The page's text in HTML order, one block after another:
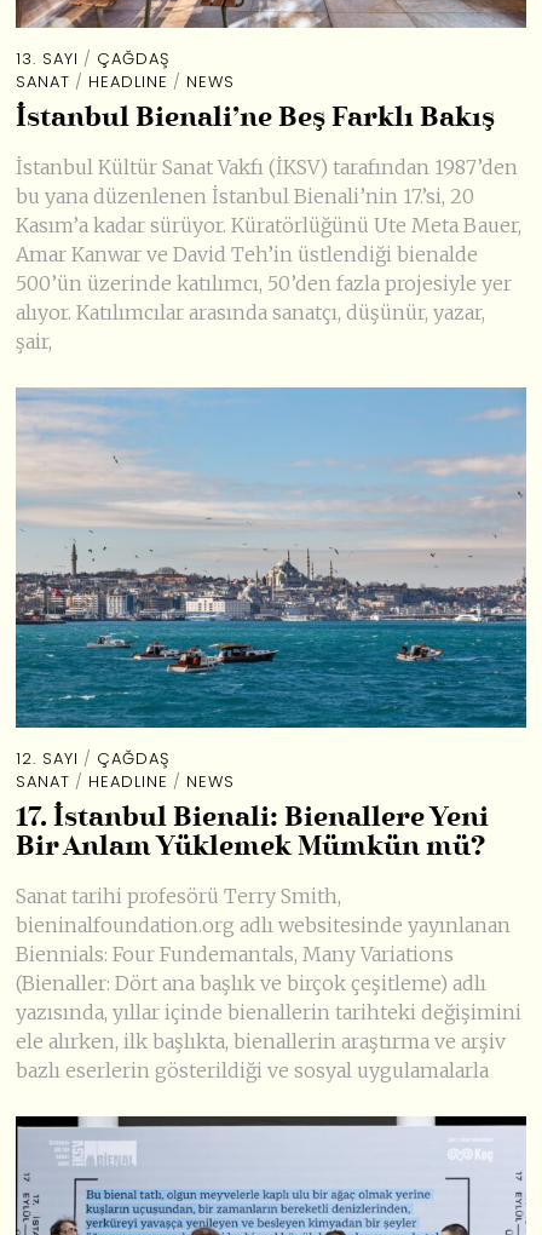
13. SAYI / ÇAĞDAŞ
SANAT / HEADLINE / NEWS
İstanbul Bienali’ne Beş Farklı Bakış
İstanbul Kültür Sanat Vakfı (İKSV) tarafından 1987’den
bu yana düzenlenen İstanbul Bienali’nin 17.’si, 20
Kasım’a kadar sürüyor. Küratörlüğünü Ute Meta Bauer,
Amar Kanwar ve David Teh’in üstlendiği bienalde
500’ün üzerinde katılımcı, 50’den fazla projesiyle yer
alıyor. Katılımcılar arasında sanatçı, düşünür, yazar,
şair,
12. SAYI / ÇAĞDAŞ
SANAT / HEADLINE / NEWS
17. İstanbul Bienali: Bienallere Yeni
Bir Anlam Yüklemek Mümkün mü?
Sanat tarihi profesörü Terry Smith,
bieninalfoundation.org adlı websitesinde yayınlanan
Biennials: Four Fundemantals, Many Variations
(Bienaller: Dört ana başlık ve birçok çeşitleme) adlı
yazısında, yıllar içinde bienallerin tarihteki değişimini
ele alırken, ilk başlıkta, bienallerin araştırma ve arşiv
bazlı eserlerin gösterildiği ve sosyal uygulamalarla